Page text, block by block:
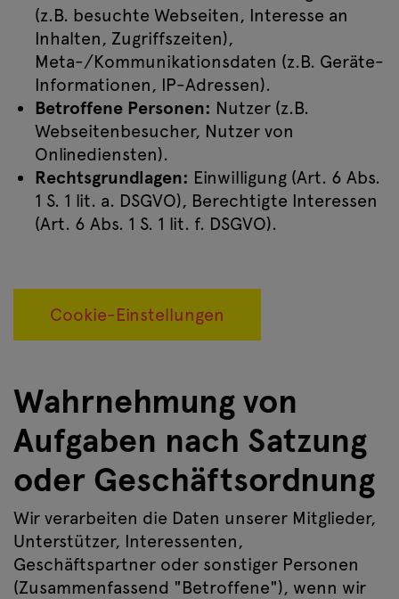
(z.B. besuchte Webseiten, Interesse an
Inhalten, Zugriffszeiten),
Meta-/Kommunikationsdaten (z.B. Geräte-
Informationen, IP-Adressen).
Betroffene Personen: Nutzer (z.B.
Webseitenbesucher, Nutzer von
Onlinediensten).
Rechtsgrundlagen: Einwilligung (Art. 6 Abs.
1 S. 1 lit. a. DSGVO), Berechtigte Interessen
(Art. 6 Abs. 1 S. 1 lit. f. DSGVO).
Cookie-Einstellungen
Wahrnehmung von
Aufgaben nach Satzung
oder Geschäftsordnung
Wir verarbeiten die Daten unserer Mitglieder,
Unterstützer, Interessenten,
Geschäftspartner oder sonstiger Personen
(Zusammenfassend "Betroffene"), wenn wir